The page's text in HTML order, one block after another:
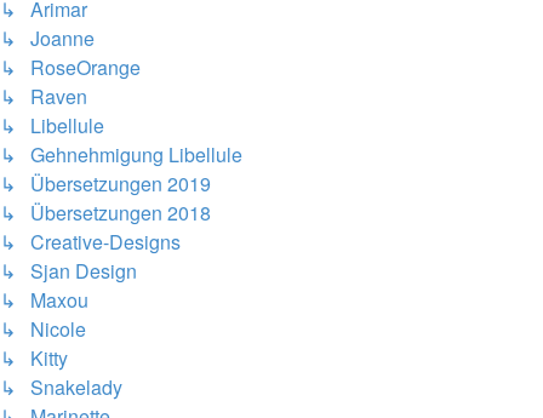
↳ Arimar
↳ Joanne
↳ RoseOrange
↳ Raven
↳ Libellule
↳ Gehnehmigung Libellule
↳ Übersetzungen 2019
↳ Übersetzungen 2018
↳ Creative-Designs
↳ Sjan Design
↳ Maxou
↳ Nicole
↳ Kitty
↳ Snakelady